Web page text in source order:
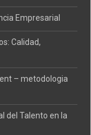
Empresarial
Calidad,
– metodologia
del Talento en la